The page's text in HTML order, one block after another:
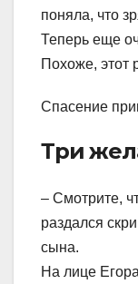
поняла, что
Теперь еще
Похоже, этот
Спасение
Три
– Смотрите,
раздался
сына.
На лице